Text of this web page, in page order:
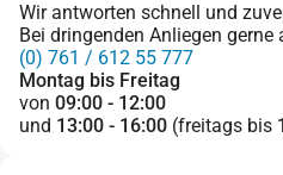
Wir antworten schnell und
Bei dringenden Anliegen
(0) 761 / 612 55 777
Montag bis Freitag
von 09:00 - 12:00
und 13:00 - 16:00 (freitags bis